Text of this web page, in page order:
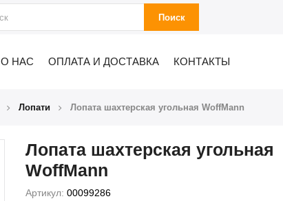
Поиск
О НАС ОПЛАТА И ДОСТАВКА КОНТАКТЫ
Лопати Лопата шахтерская угольная WoffMann
Лопата шахтерская угольная
WoffMann
Артикул: 00099286